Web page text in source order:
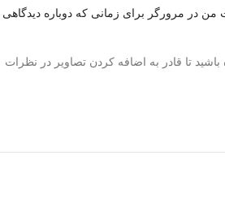
من در مرورگر برای زمانی که دوباره دیدگاهی
تا قادر به اضافه کردن تصاویر در نظرات